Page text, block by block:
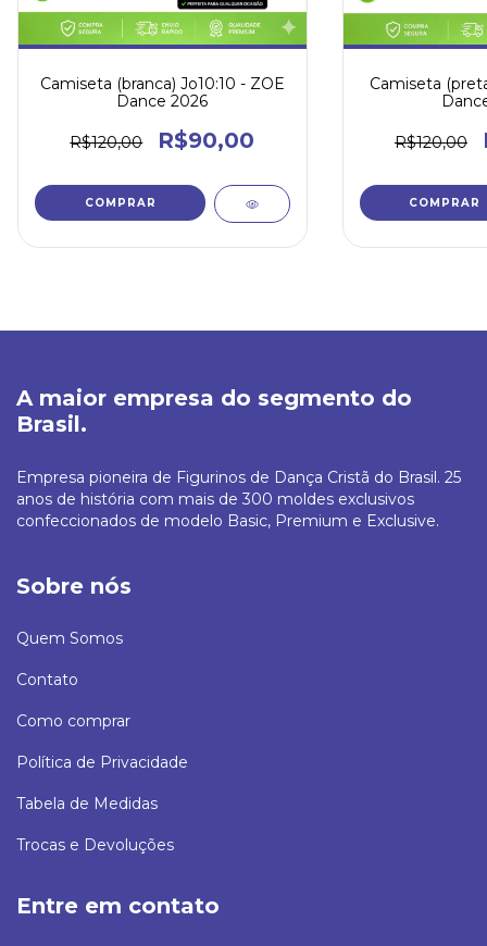
Camiseta (branca) Jo10:10 - ZOE
Dance 2026
R$120,00 R$90,00
COMPRAR
Camiseta
R$120,00
COMPRAR
A maior empresa do segmento do
Brasil.
Empresa pioneira de Figurinos de Dança Cristã do Brasil. 25
anos de história com mais de 300 moldes exclusivos
confeccionados de modelo Basic, Premium e Exclusive.
Sobre nós
Quem Somos
Contato
Como comprar
Política de Privacidade
Tabela de Medidas
Trocas e Devoluções
Entre em contato